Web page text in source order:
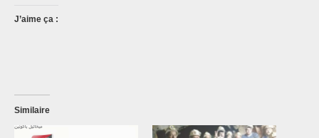
J’aime ça :
Similaire